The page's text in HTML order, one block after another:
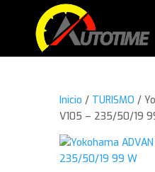
Inicio / TURISMO /
V105 – 235/50/19